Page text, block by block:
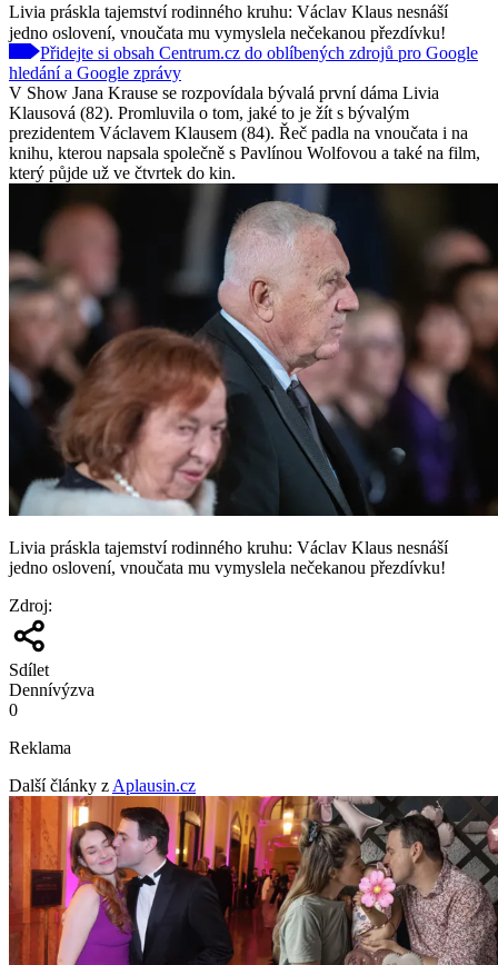
Livia práskla tajemství rodinného kruhu: Václav Klaus nesnáší
jedno oslovení, vnoučata mu vymyslela nečekanou přezdívku!
Přidejte si obsah Centrum.cz do oblíbených zdrojů pro Google
hledání a Google zprávy
V Show Jana Krause se rozpovídala bývalá první dáma Livia
Klausová (82). Promluvila o tom, jaké to je žít s bývalým
prezidentem Václavem Klausem (84). Řeč padla na vnoučata i na
knihu, kterou napsala společně s Pavlínou Wolfovou a také na film,
který půjde už ve čtvrtek do kin.
Livia práskla tajemství rodinného kruhu: Václav Klaus nesnáší
jedno oslovení, vnoučata mu vymyslela nečekanou přezdívku!
Zdroj:
Sdílet
Dennívýzva
0
Reklama
Další články z Aplausin.cz